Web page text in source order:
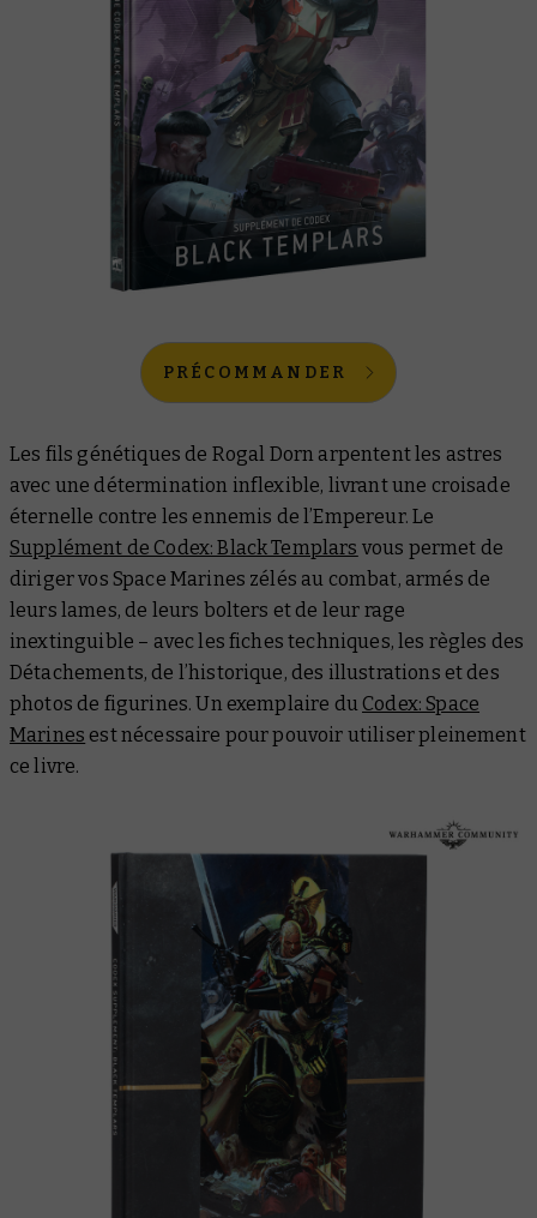
PRÉCOMMANDER
Les fils génétiques de Rogal Dorn arpentent les astres
avec une détermination inflexible, livrant une croisade
éternelle contre les ennemis de l’Empereur. Le
Supplément de Codex: Black Templars vous permet de
diriger vos Space Marines zélés au combat, armés de
leurs lames, de leurs bolters et de leur rage
inextinguible – avec les fiches techniques, les règles des
Détachements, de l’historique, des illustrations et des
photos de figurines. Un exemplaire du Codex: Space
Marines est nécessaire pour pouvoir utiliser pleinement
ce livre.